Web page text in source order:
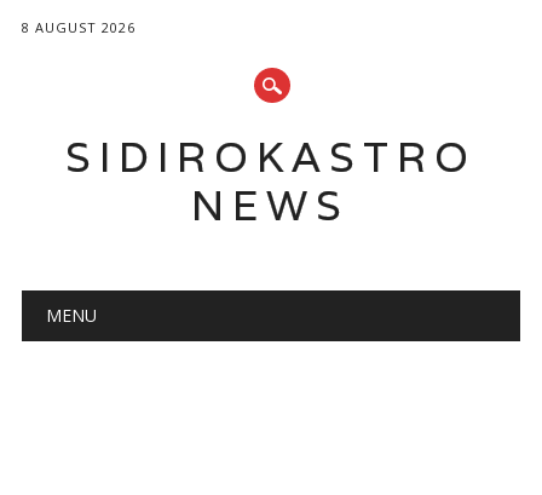
8 AUGUST 2026
SIDIROKASTRO
NEWS
Main menu
MENU